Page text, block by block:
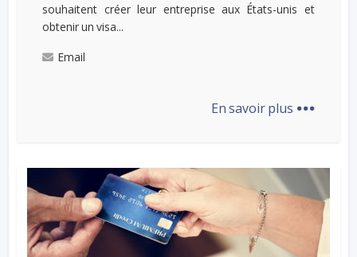
souhaitent créer leur entreprise aux États-unis et
obtenir un visa...
Email
En savoir plus ...